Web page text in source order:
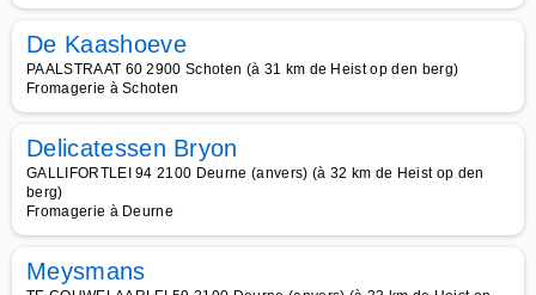
De Kaashoeve
PAALSTRAAT 60 2900 Schoten (à 31 km de Heist op den berg)
Fromagerie à Schoten
Delicatessen Bryon
GALLIFORTLEI 94 2100 Deurne (anvers) (à 32 km de Heist op den
berg)
Fromagerie à Deurne
Meysmans